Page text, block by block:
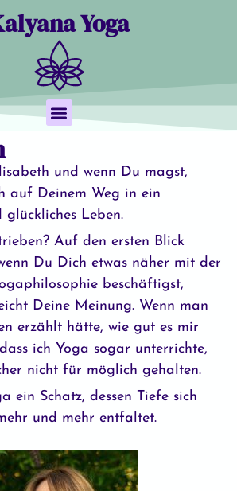
Yoga
und wenn Du magst,
auf Deinem Weg in ein
glückliches Leben.
Auf den ersten Blick
Du Dich etwas näher mit der
beschäftigst,
Deine Meinung. Wenn man
erzählt hätte, wie gut es mir
ich Yoga sogar unterrichte,
nicht für möglich gehalten.
ein Schatz, dessen Tiefe sich
und mehr entfaltet.